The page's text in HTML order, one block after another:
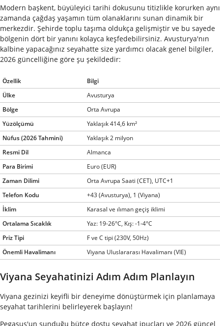
Modern başkent, büyüleyici tarihi dokusunu titizlikle korurken aynı
zamanda çağdaş yaşamın tüm olanaklarını sunan dinamik bir
merkezdir. Şehirde toplu taşıma oldukça gelişmiştir ve bu sayede
bölgenin dört bir yanını kolayca keşfedebilirsiniz. Avusturya'nın
kalbine yapacağınız seyahatte size yardımcı olacak genel bilgiler,
2026 güncelliğine göre şu şekildedir:
Özellik
Bilgi
Ülke
Avusturya
Bölge
Orta Avrupa
Yüzölçümü
Yaklaşık 414,6 km²
Nüfus (2026 Tahmini)
Yaklaşık 2 milyon
Resmi Dil
Almanca
Para Birimi
Euro (EUR)
Zaman Dilimi
Orta Avrupa Saati (CET), UTC+1
Telefon Kodu
+43 (Avusturya), 1 (Viyana)
İklim
Karasal ve ılıman geçiş iklimi
Ortalama Sıcaklık
Yaz: 19-26°C, Kış: -1-4°C
Priz Tipi
F ve C tipi (230V, 50Hz)
Önemli Havalimanı
Viyana Uluslararası Havalimanı (VIE)
Viyana Seyahatinizi Adım Adım Planlayın
Viyana gezinizi keyifli bir deneyime dönüştürmek için planlamaya
seyahat tarihlerini belirleyerek başlayın!
Pegasus'un sunduğu bütçe dostu seyahat ipuçları ve 2026 güncel